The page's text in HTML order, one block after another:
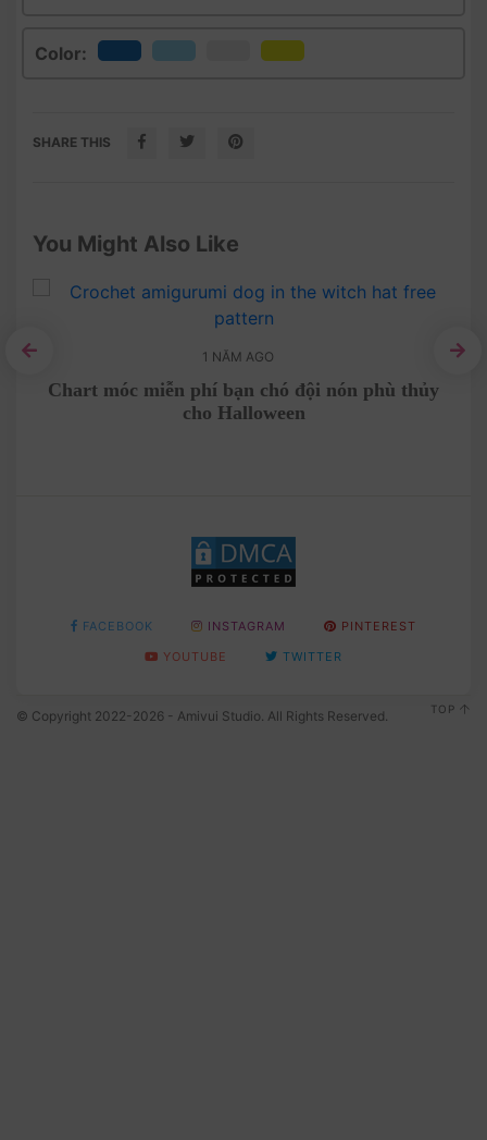
Color:
SHARE THIS
You Might Also Like
1 NĂM AGO
Chart móc miễn phí bạn chó đội nón phù thủy
cho Halloween
FACEBOOK INSTAGRAM
PINTEREST
YOUTUBE
TWITTER
© Copyright 2022-2026 - Amivui Studio. All Rights Reserved. TOP